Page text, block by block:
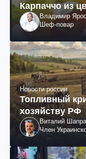
Карпаччо из
Владимир
Шеф-повар
Новости россии
Топливный
хозяйству РФ
Виталий
Член